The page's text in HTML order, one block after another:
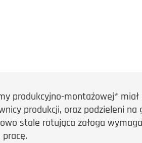
produkcyjno-montażowej*
produkcji, oraz podzieleni
stale rotująca załoga